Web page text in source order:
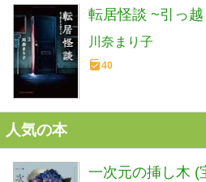
転居怪談 ~引っ
川奈まり子
40
人気の本
一次元の挿し木 (